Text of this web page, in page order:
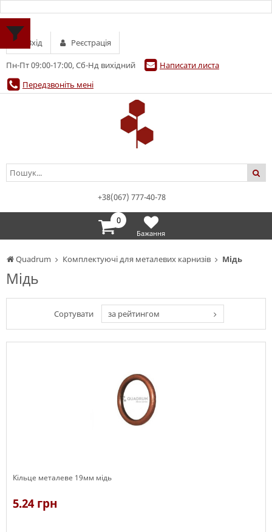
Quadrum Комплектуючі для металевих карнизів Мідь
Мідь
Сортувати за рейтингом
Кільце металеве 19мм мідь
5.24 грн
Пн-Пт 09:00-17:00, Сб-Нд вихідний
Написати листа
Передзвоніть мені
Вхід Реєстрація
+38(067) 777-40-78
0
Бажання